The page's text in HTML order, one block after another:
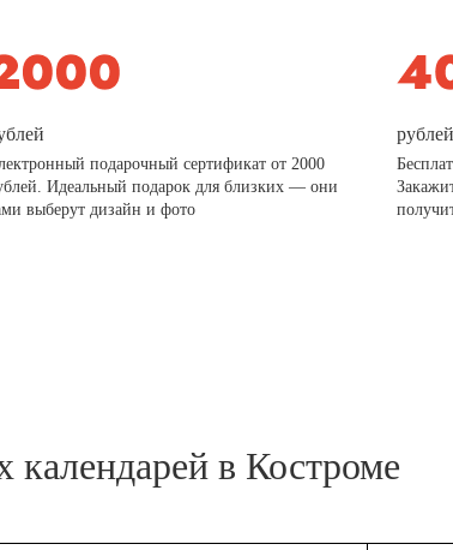
подарочный сертификат от 2000
Идеальный подарок для близких — они
выберут дизайн и фото
рублей
календарей в Костроме